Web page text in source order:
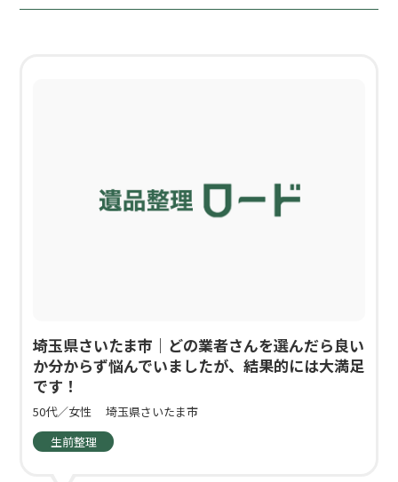
埼玉県さいたま市｜どの業者さんを選んだら良い
か分からず悩んでいましたが、結果的には大満足
です！
50代／女性
埼玉県さいたま市
生前整理